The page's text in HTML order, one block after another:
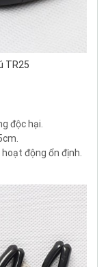
TR25
độc hại.
động ổn định.